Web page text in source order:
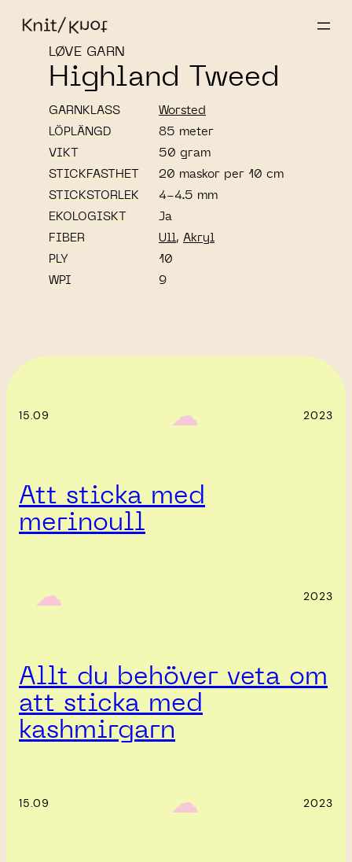
LØVE GARN
Highland Tweed
GARNKLASS
Worsted
LÖPLÄNGD
85 meter
VIKT
50 gram
STICKFASTHET
20 maskor per 10 cm
STICKSTORLEK
4-4.5 mm
EKOLOGISKT
Ja
FIBER
Ull , Akryl
PLY
10
WPI
9
15.09 ‎ ‎‎ ☁︎‎‎ 2023
Att sticka med
merinoull
‎ ‎‎ ☁︎‎‎ 2023
Allt du behöver veta om
att sticka med
kashmirgarn
15.09 ‎ ‎‎ ☁︎‎‎ 2023